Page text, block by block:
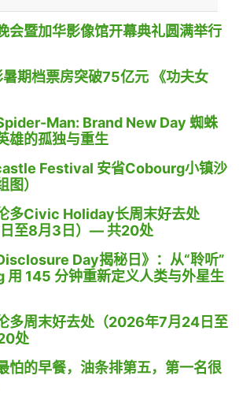
会暨加华影像馆开幕典礼圆满举行
期档票房突破75亿元 《功夫女
Man: Brand New Day 蜘蛛
雄的孤独与重生
Festival 安省Cobourg小镇沙
）
多Civic Holiday长周末好去处
日至8月3日）— 共20处
Day揭秘日》：从“聆听”
145 分钟重新定义人类与外星生
多周末好去处（2026年7月24日至
处
怕的早餐，油条排第五，第一名很